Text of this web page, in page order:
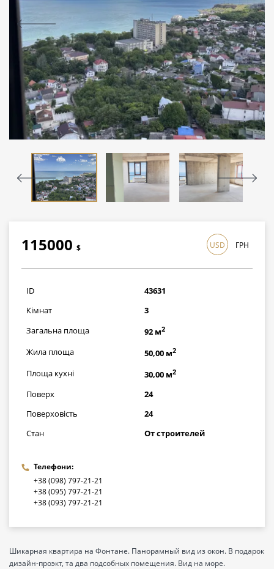
115000 $
3335000грн
USD ГРН
ID
43631
Кімнат
3
Загальна площа
92 м2
Жила площа 50,00 м2
Площа кухні 30,00 м2
Поверх
24
Поверховість
24
Стан
От строителей
Телефони:
+38 (098) 797-21-21
+38 (095) 797-21-21
+38 (093) 797-21-21
Шикарная квартира на Фонтане. Панорамный вид из окон. В подарок
дизайн-проэкт, та два подсобных помещения. Вид на море.